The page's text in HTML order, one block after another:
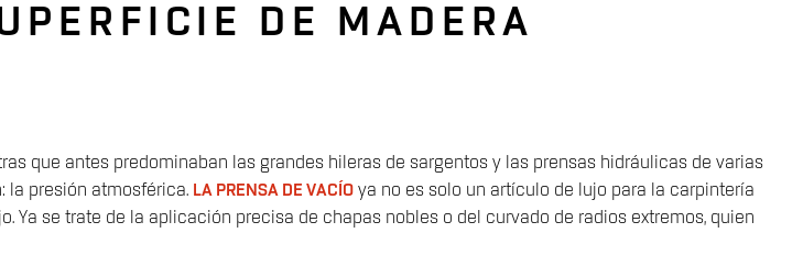
DE MADERA
que antes predominaban las grandes hileras de sargentos y las prensas hidráulicas de varias
la presión atmosférica. LA PRENSA DE VACÍO ya no es solo un artículo de lujo para la carpintería
se trate de la aplicación precisa de chapas nobles o del curvado de radios extremos, quien